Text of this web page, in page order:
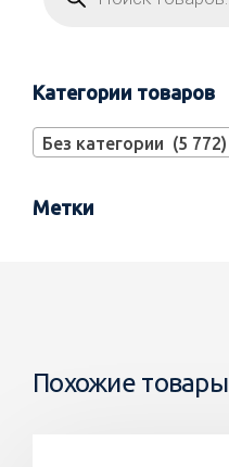
Категории товаров
Без категории (5 772)
Метки
Похожие товары